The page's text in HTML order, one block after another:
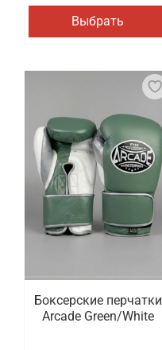
Выбрать
Боксерские перчатки
Arcade Green/White